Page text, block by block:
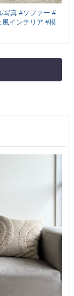
写真 #ソファー #
風インテリア #模